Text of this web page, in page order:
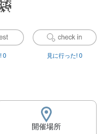
0 見に行った! 0
開催場所